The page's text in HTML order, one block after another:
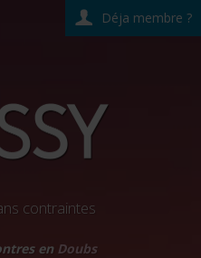
Déja membre ?
contraintes
en Doubs